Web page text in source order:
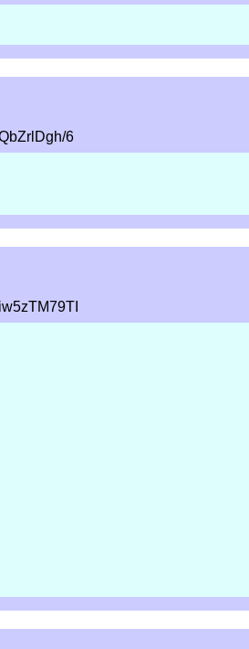
6